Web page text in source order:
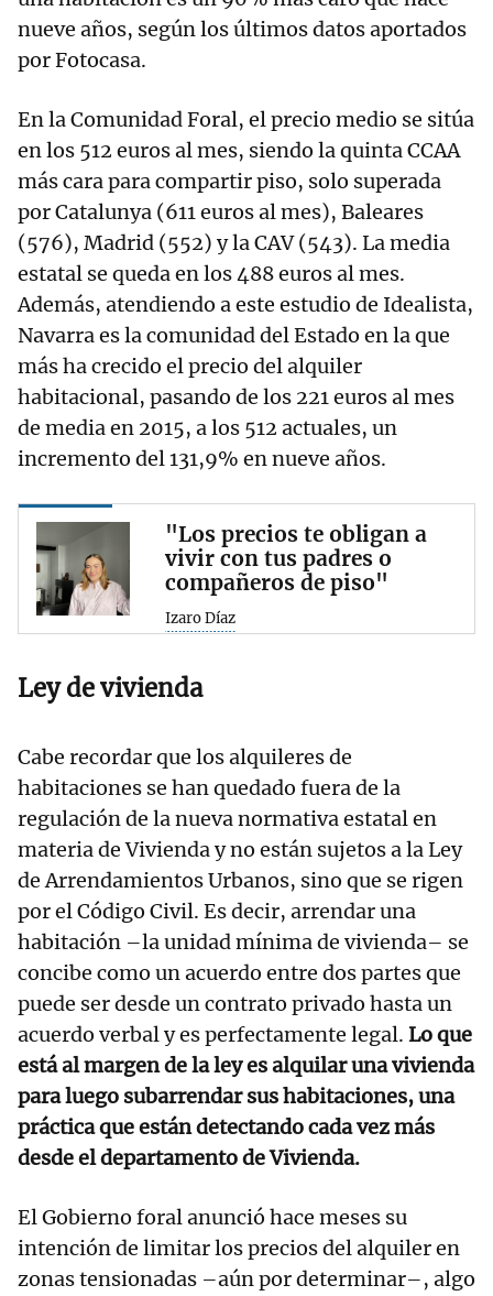
nueve años, según los últimos datos aportados
por Fotocasa.
En la Comunidad Foral, el precio medio se sitúa
en los 512 euros al mes, siendo la quinta CCAA
más cara para compartir piso, solo superada
por Catalunya (611 euros al mes), Baleares
(576), Madrid (552) y la CAV (543). La media
estatal se queda en los 488 euros al mes.
Además, atendiendo a este estudio de Idealista,
Navarra es la comunidad del Estado en la que
más ha crecido el precio del alquiler
habitacional, pasando de los 221 euros al mes
de media en 2015, a los 512 actuales, un
incremento del 131,9% en nueve años.
"Los precios te obligan a
vivir con tus padres o
compañeros de piso"
Izaro Díaz
Ley de vivienda
Cabe recordar que los alquileres de
habitaciones se han quedado fuera de la
regulación de la nueva normativa estatal en
materia de Vivienda y no están sujetos a la Ley
de Arrendamientos Urbanos, sino que se rigen
por el Código Civil. Es decir, arrendar una
habitación –la unidad mínima de vivienda– se
concibe como un acuerdo entre dos partes que
puede ser desde un contrato privado hasta un
acuerdo verbal y es perfectamente legal. Lo que
está al margen de la ley es alquilar una vivienda
para luego subarrendar sus habitaciones, una
práctica que están detectando cada vez más
desde el departamento de Vivienda.
El Gobierno foral anunció hace meses su
intención de limitar los precios del alquiler en
zonas tensionadas –aún por determinar–, algo